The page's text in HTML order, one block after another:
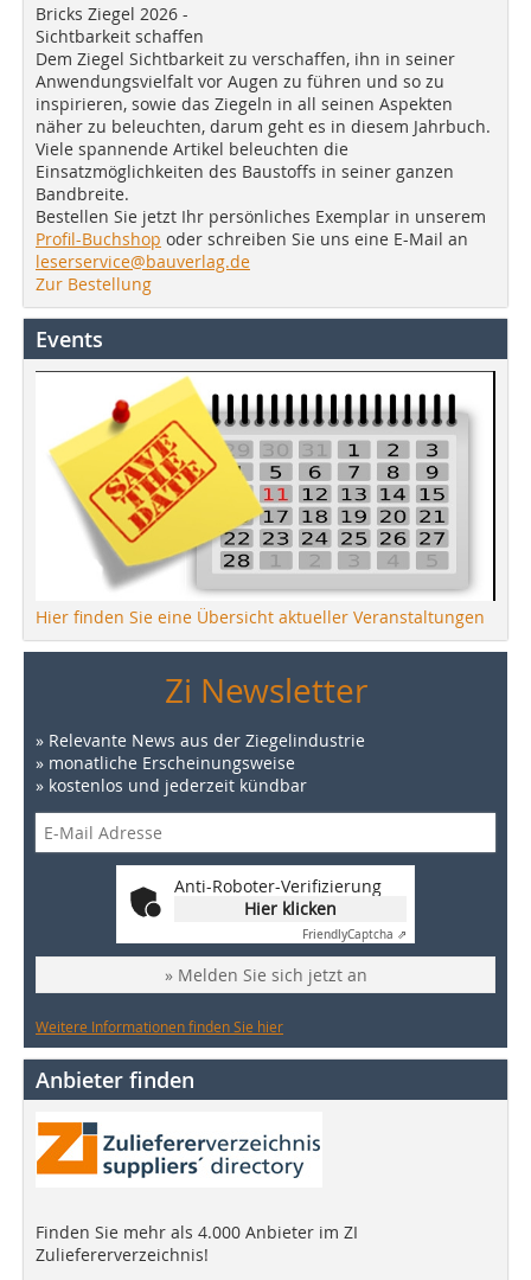
Bricks Ziegel 2026 -
Sichtbarkeit schaffen
Dem Ziegel Sichtbarkeit zu verschaffen, ihn in seiner
Anwendungsvielfalt vor Augen zu führen und so zu
inspirieren, sowie das Ziegeln in all seinen Aspekten
näher zu beleuchten, darum geht es in diesem Jahrbuch.
Viele spannende Artikel beleuchten die
Einsatzmöglichkeiten des Baustoffs in seiner ganzen
Bandbreite.
Bestellen Sie jetzt Ihr persönliches Exemplar in unserem
Profil-Buchshop oder schreiben Sie uns eine E-Mail an
leserservice@bauverlag.de
Zur Bestellung
Events
Hier finden Sie eine Übersicht aktueller Veranstaltungen
Zi Newsletter
» Relevante News aus der Ziegelindustrie
» monatliche Erscheinungsweise
» kostenlos und jederzeit kündbar
Anti-Roboter-Verifizierung
Hier klicken
FriendlyCaptcha ⇗
» Melden Sie sich jetzt an
Weitere Informationen finden Sie hier
Anbieter finden
Finden Sie mehr als 4.000 Anbieter im ZI
Zuliefererverzeichnis!